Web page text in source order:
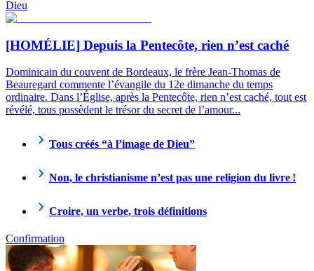
Dieu
[HOMÉLIE] Depuis la Pentecôte, rien n’est caché
Dominicain du couvent de Bordeaux, le frère Jean-Thomas de
Beauregard commente l’évangile du 12e dimanche du temps
ordinaire. Dans l’Église, après la Pentecôte, rien n’est caché, tout est
révélé, tous possèdent le trésor du secret de l’amour...
Tous créés “à l’image de Dieu”
Non, le christianisme n’est pas une religion du livre !
Croire, un verbe, trois définitions
Confirmation